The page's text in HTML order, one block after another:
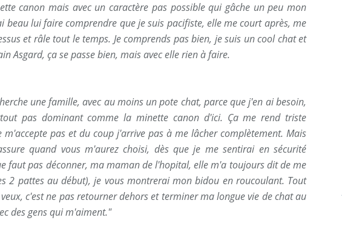
canon mais avec un caractère pas possible qui gâche un peu mon
beau lui faire comprendre que je suis pacifiste, elle me court après, me
et râle tout le temps. Je comprends pas bien, je suis un cool chat et
Asgard, ça se passe bien, mais avec elle rien à faire.
une famille, avec au moins un pote chat, parce que j'en ai besoin,
pas dominant comme la minette canon d'ici. Ça me rend triste
m'accepte pas et du coup j'arrive pas à me lâcher complètement. Mais
quand vous m'aurez choisi, dès que je me sentirai en sécurité
faut pas déconner, ma maman de l'hopital, elle m'a toujours dit de me
2 pattes au début), je vous montrerai mon bidou en roucoulant. Tout
c'est ne pas retourner dehors et terminer ma longue vie de chat au
des gens qui m'aiment."